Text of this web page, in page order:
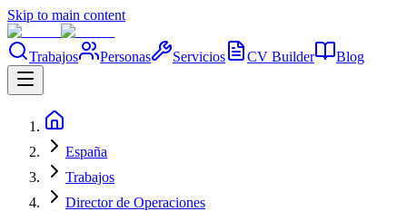
Skip to main content
Trabajos Personas Servicios CV Builder Blog
España
Trabajos
Director de Operaciones